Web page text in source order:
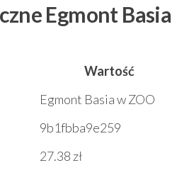
Egmont Basia
Wartość
Egmont Basia w ZOO
9b1fbba9e259
27.38 zł